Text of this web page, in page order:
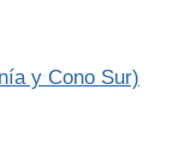
y Cono Sur)